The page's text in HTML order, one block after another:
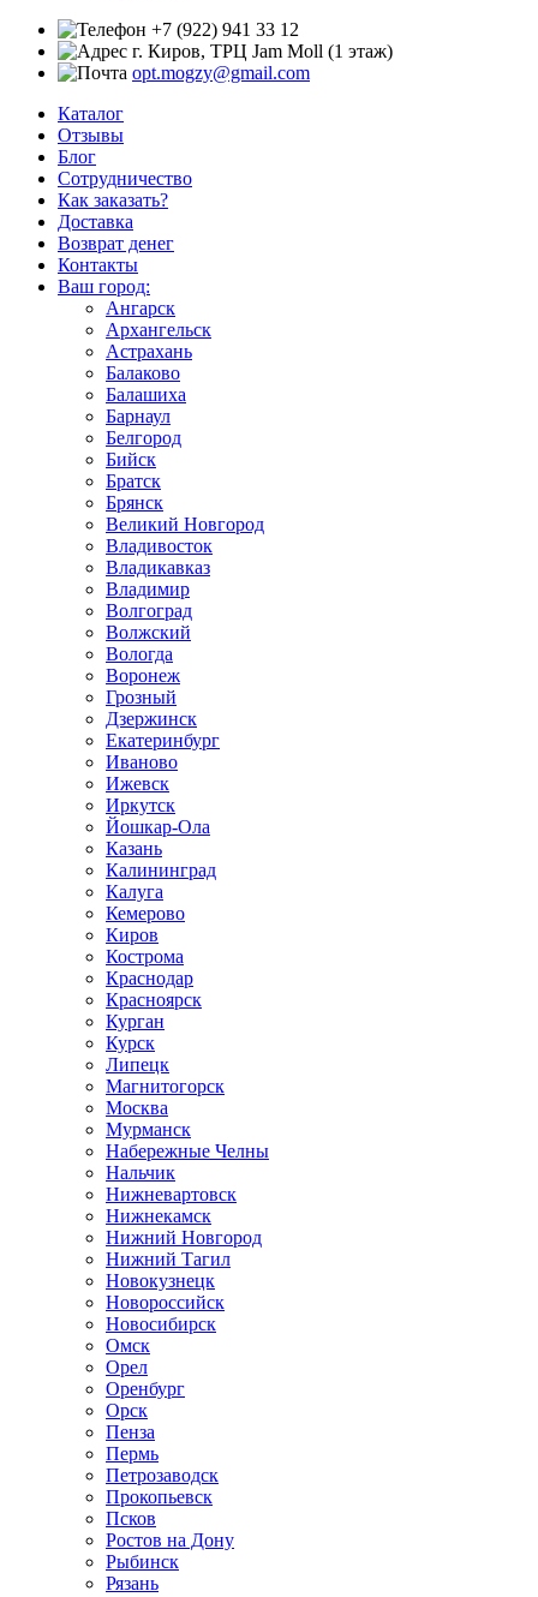
+7 (922) 941 33 12
г. Киров, ТРЦ Jam Moll (1 этаж)
opt.mogzy@gmail.com
Каталог
Отзывы
Блог
Сотрудничество
Как заказать?
Доставка
Возврат денег
Контакты
Ваш город:
Ангарск
Архангельск
Астрахань
Балаково
Балашиха
Барнаул
Белгород
Бийск
Братск
Брянск
Великий Новгород
Владивосток
Владикавказ
Владимир
Волгоград
Волжский
Вологда
Воронеж
Грозный
Дзержинск
Екатеринбург
Иваново
Ижевск
Иркутск
Йошкар-Ола
Казань
Калининград
Калуга
Кемерово
Киров
Кострома
Краснодар
Красноярск
Курган
Курск
Липецк
Магнитогорск
Москва
Мурманск
Набережные Челны
Нальчик
Нижневартовск
Нижнекамск
Нижний Новгород
Нижний Тагил
Новокузнецк
Новороссийск
Новосибирск
Омск
Орел
Оренбург
Орск
Пенза
Пермь
Петрозаводск
Прокопьевск
Псков
Ростов на Дону
Рыбинск
Рязань